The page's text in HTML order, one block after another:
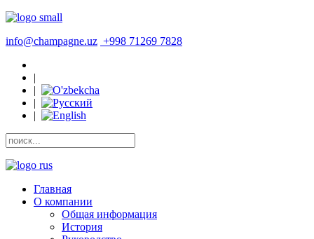
info@champagne.uz +998 71269 7828
|
|
|
|
Главная
О компании
Общая информация
История